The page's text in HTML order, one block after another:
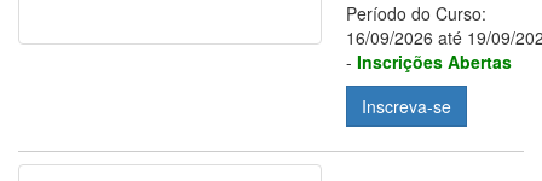
Período do Curso:
16/09/2026 até 19/09/
- Inscrições Abertas
Inscreva-se